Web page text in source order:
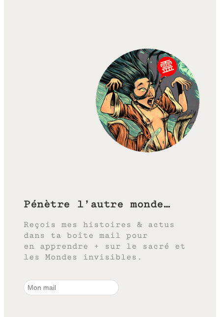
Pénètre l’autre monde…
Reçois mes histoires & actus
dans ta boîte mail pour
en apprendre + sur le sacré et
les Mondes invisibles.